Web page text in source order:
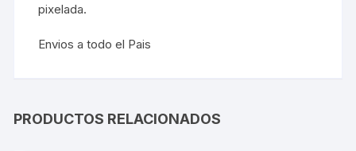
pixelada.
Envios a todo el Pais
PRODUCTOS RELACIONADOS